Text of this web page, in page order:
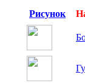
Рисунок